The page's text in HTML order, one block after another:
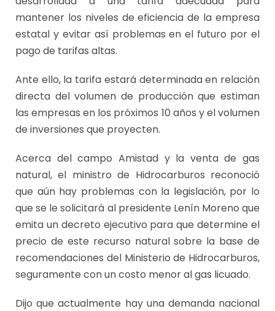
mantener los niveles de eficiencia de la empresa
estatal y evitar así problemas en el futuro por el
pago de tarifas altas.
Ante ello, la tarifa estará determinada en relación
directa del volumen de producción que estiman
las empresas en los próximos 10 años y el volumen
de inversiones que proyecten.
Acerca del campo Amistad y la venta de gas
natural, el ministro de Hidrocarburos reconoció
que aún hay problemas con la legislación, por lo
que se le solicitará al presidente Lenín Moreno que
emita un decreto ejecutivo para que determine el
precio de este recurso natural sobre la base de
recomendaciones del Ministerio de Hidrocarburos,
seguramente con un costo menor al gas licuado.
Dijo que actualmente hay una demanda nacional